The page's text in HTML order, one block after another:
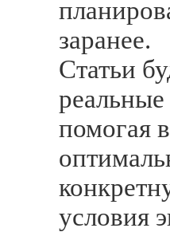
заранее.
Статьи
помогая
условия